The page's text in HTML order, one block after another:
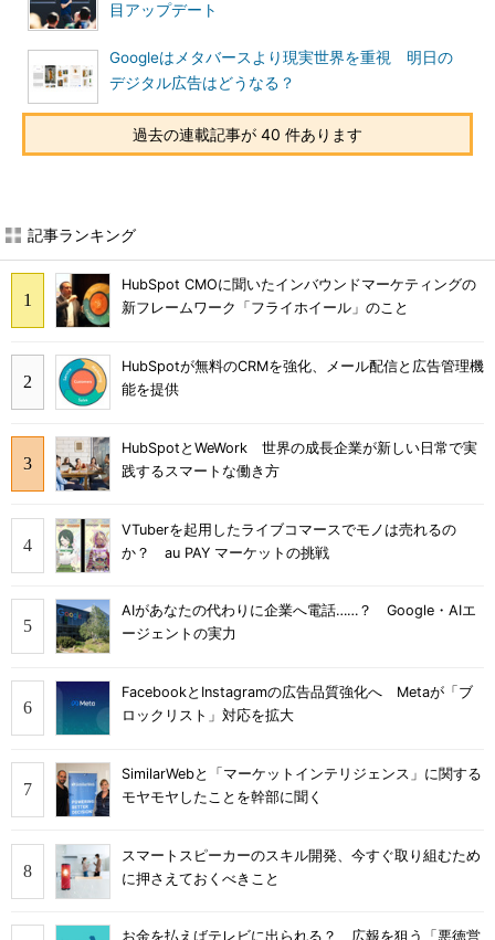
目アップデート
Googleはメタバースより現実世界を重視 明日の
デジタル広告はどうなる？
過去の連載記事が 40 件あります
記事ランキング
HubSpot CMOに聞いたインバウンドマーケティングの
新フレームワーク「フライホイール」のこと
HubSpotが無料のCRMを強化、メール配信と広告管理機
能を提供
HubSpotとWeWork 世界の成長企業が新しい日常で実
践するスマートな働き方
VTuberを起用したライブコマースでモノは売れるの
か？ au PAY マーケットの挑戦
AIがあなたの代わりに企業へ電話……？ Google・AIエ
ージェントの実力
FacebookとInstagramの広告品質強化へ Metaが「ブ
ロックリスト」対応を拡大
SimilarWebと「マーケットインテリジェンス」に関する
モヤモヤしたことを幹部に聞く
スマートスピーカーのスキル開発、今すぐ取り組むため
に押さえておくべきこと
お金を払えばテレビに出られる？ 広報を狙う「悪徳営